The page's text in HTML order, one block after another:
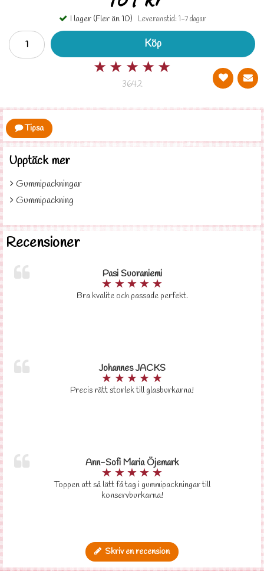
I lager (Fler än 10) Leveranstid: 1-7 dagar
Köp
★ ★ ★ ★ ★
3642
Tipsa
Upptäck mer
Gummipackningar
Gummipackning
Recensioner
Pasi Suoraniemi
★ ★★★ ★
Bra kvalite och passade perfekt.
Johannes JACKS
★ ★★★ ★
Precis rätt storlek till glasburkarna!
Ann-Sofi Maria Öjemark
★ ★★★ ★
Toppen att så lätt få tag i gummipackningar till
konservburkarna!
Skriv en recension